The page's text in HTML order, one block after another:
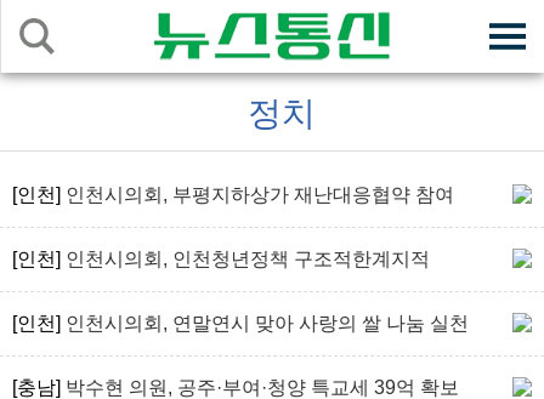
정치
[인천] 인천시의회, 부평지하상가 재난대응협약 참여
[인천] 인천시의회, 인천청년정책 구조적한계지적
[인천] 인천시의회, 연말연시 맞아 사랑의 쌀 나눔 실천
[충남] 박수현 의원, 공주·부여·청양 특교세 39억 확보